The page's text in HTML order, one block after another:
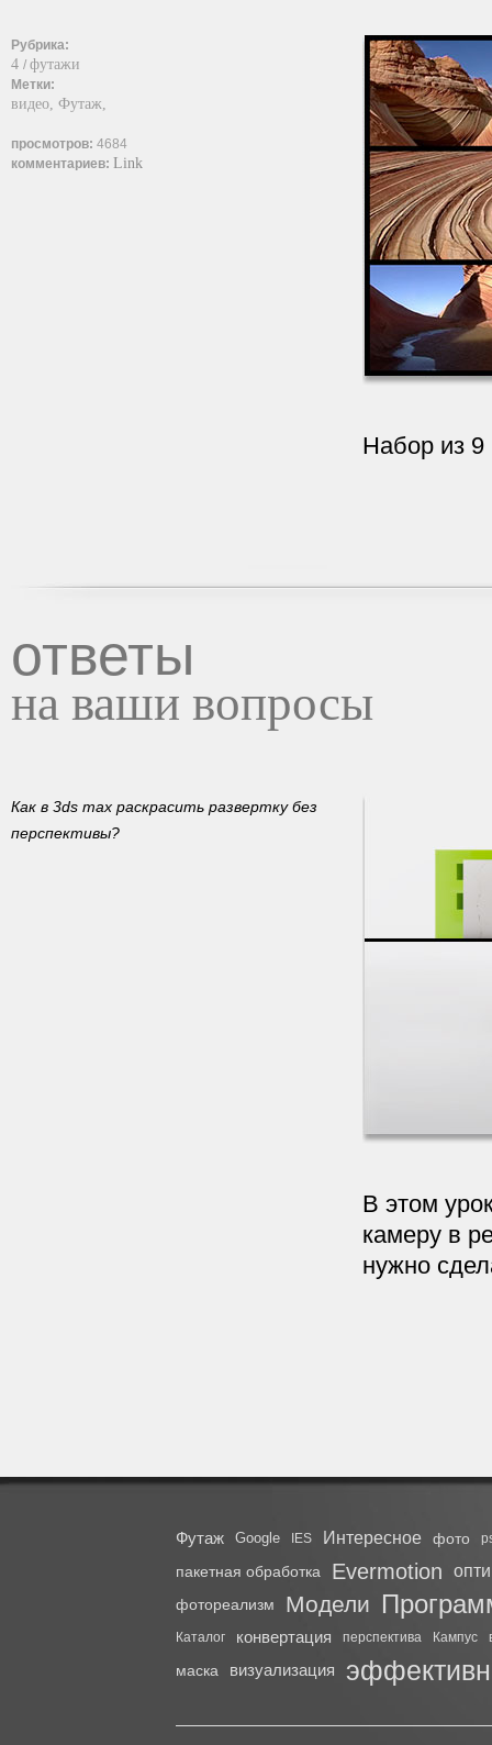
Рубрика:
4 / футажи
Метки:
видео, Футаж,
просмотров: 4684
комментариев: Link
Набор из
ответы
на ваши вопросы
Как в 3ds max раскрасить развертку без
перспективы?
В этом
камеру в
нужно
Футаж Google IES Интересное фото
пакетная обработка Evermotion
фотореализм Модели
Каталог конвертация перспектива Кампус
маска визуализация